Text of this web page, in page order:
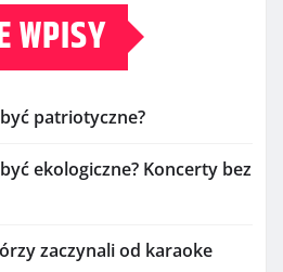
WPISY
patriotyczne?
ekologiczne? Koncerty bez
zaczynali od karaoke